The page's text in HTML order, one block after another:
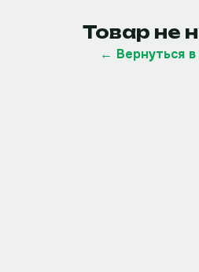
Товар не
← Вернуться в